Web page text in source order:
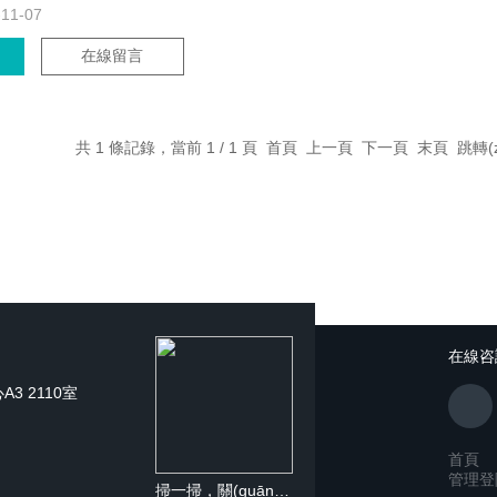
07
在線留言
共 1 條記錄，當前 1 / 1 頁 首頁 上一頁 下一頁 末頁 跳轉
2110室
在線
首頁
管理